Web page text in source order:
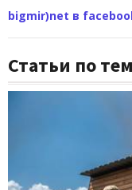
bigmir)net в
Статьи по